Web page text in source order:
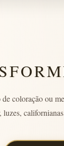
de coloração ou
luzes,